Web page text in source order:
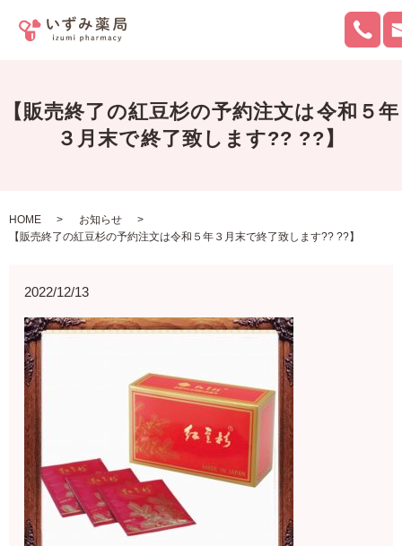
【販売終了の紅豆杉の予約注文は令和５年
３月末で終了致します?? ??】
HOME
お知らせ
【販売終了の紅豆杉の予約注文は令和５年３月末で終了致します?? ??】
2022/12/13